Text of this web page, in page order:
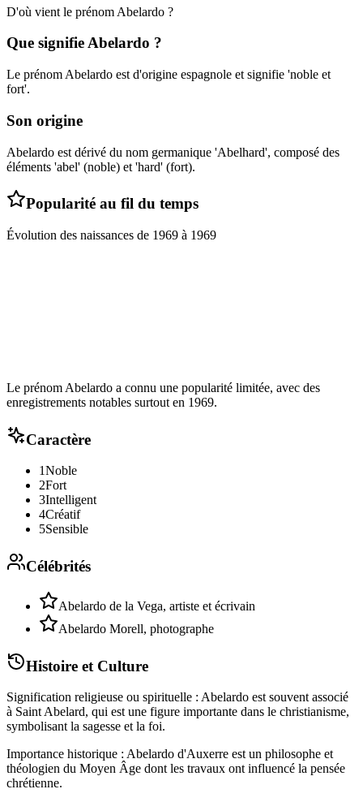
D'où vient le prénom Abelardo ?
Que signifieAbelardo ?
Le prénom Abelardo est d'origine espagnole et signifie 'noble et
fort'.
Son origine
Abelardo est dérivé du nom germanique 'Abelhard', composé des
éléments 'abel' (noble) et 'hard' (fort).
Popularité au fil du temps
Évolution des naissances de 1969 à 1969
Le prénom Abelardo a connu une popularité limitée, avec des
enregistrements notables surtout en 1969.
Caractère
1Noble
2Fort
3Intelligent
4Créatif
5Sensible
Célébrités
Abelardo de la Vega, artiste et écrivain
Abelardo Morell, photographe
Histoire et Culture
Signification religieuse ou spirituelle : Abelardo est souvent associé
à Saint Abelard, qui est une figure importante dans le christianisme,
symbolisant la sagesse et la foi.
Importance historique : Abelardo d'Auxerre est un philosophe et
théologien du Moyen Âge dont les travaux ont influencé la pensée
chrétienne.